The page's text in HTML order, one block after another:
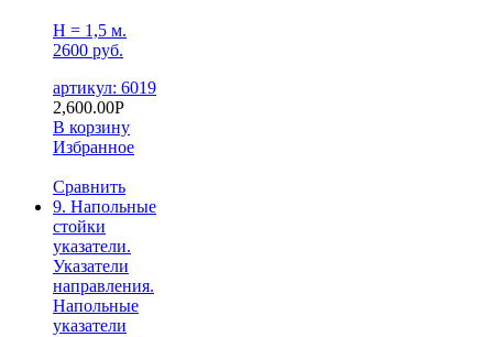
H = 1,5 м.
2600 руб.
артикул: 6019
2,600.00Р
В корзину
Избранное
Сравнить
9. Напольные
стойки
указатели.
Указатели
направления.
Напольные
указатели